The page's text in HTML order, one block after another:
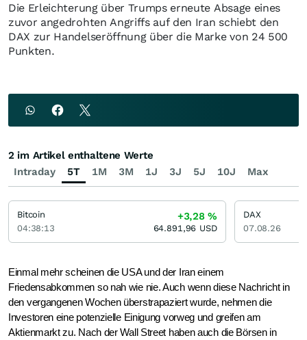
Die Erleichterung über Trumps erneute Absage eines
zuvor angedrohten Angriffs auf den Iran schiebt den
DAX zur Handelseröffnung über die Marke von 24 500
Punkten.
Einmal mehr scheinen die USA und der Iran einem
Friedensabkommen so nah wie nie. Auch wenn diese Nachricht in
den vergangenen Wochen überstrapaziert wurde, nehmen die
Investoren eine potenzielle Einigung vorweg und greifen am
Aktienmarkt zu. Nach der Wall Street haben auch die Börsen in
Intraday 5T 1M 3M 1J 3J 5J 10J Max
2 im Artikel enthaltene Werte
Bitcoin
04:38:13
+3,28%
64.891,96 USD
DAX
07.08.26